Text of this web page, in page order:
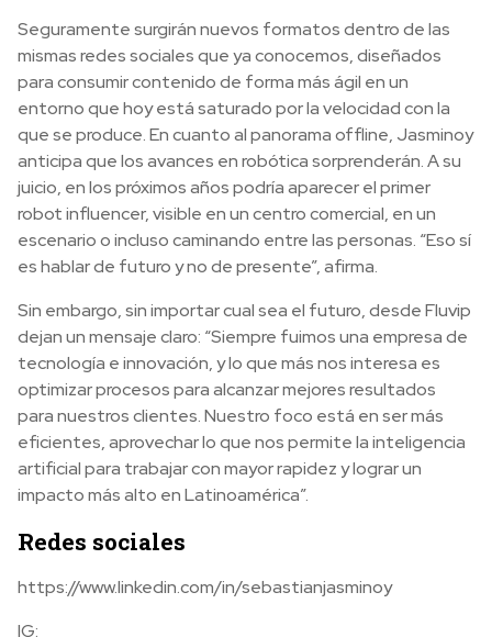
Seguramente surgirán nuevos formatos dentro de las
mismas redes sociales que ya conocemos, diseñados
para consumir contenido de forma más ágil en un
entorno que hoy está saturado por la velocidad con la
que se produce. En cuanto al panorama offline, Jasminoy
anticipa que los avances en robótica sorprenderán. A su
juicio, en los próximos años podría aparecer el primer
robot influencer, visible en un centro comercial, en un
escenario o incluso caminando entre las personas. “Eso sí
es hablar de futuro y no de presente”, afirma.
Sin embargo, sin importar cual sea el futuro, desde Fluvip
dejan un mensaje claro: “Siempre fuimos una empresa de
tecnología e innovación, y lo que más nos interesa es
optimizar procesos para alcanzar mejores resultados
para nuestros clientes. Nuestro foco está en ser más
eficientes, aprovechar lo que nos permite la inteligencia
artificial para trabajar con mayor rapidez y lograr un
impacto más alto en Latinoamérica”.
Redes sociales
https://www.linkedin.com/in/sebastianjasminoy
IG: